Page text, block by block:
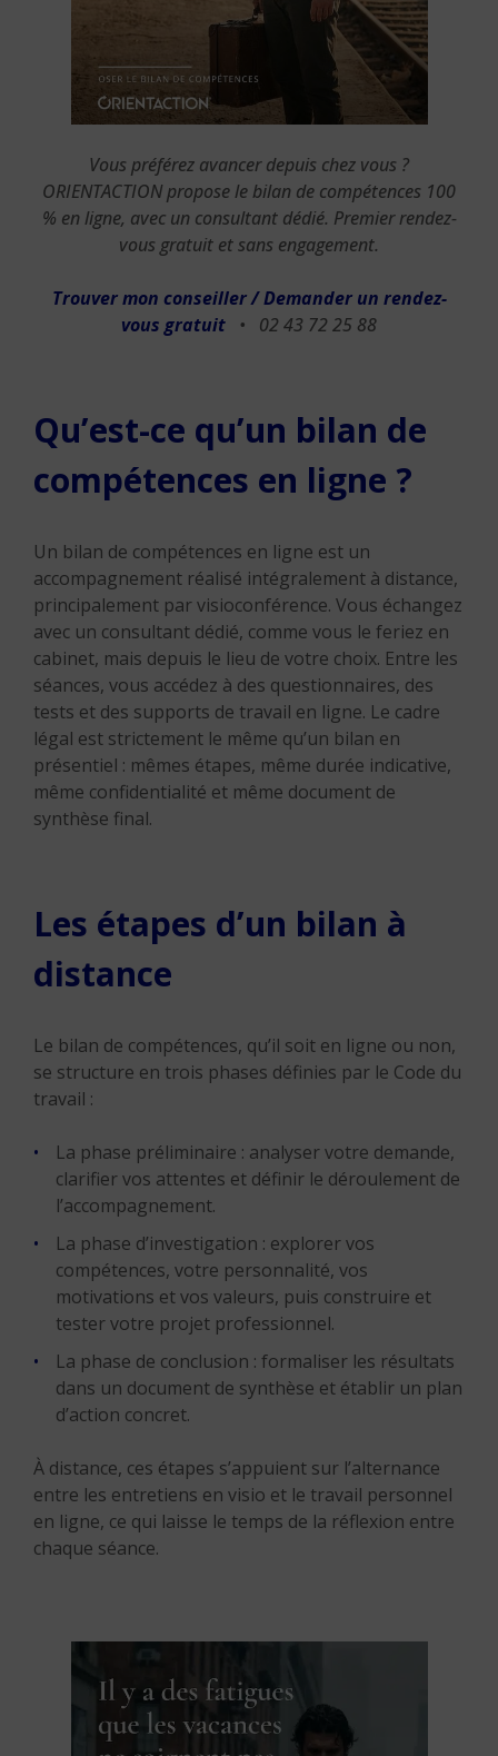
Vous préférez avancer depuis chez vous ?
ORIENTACTION propose le bilan de compétences 100
% en ligne, avec un consultant dédié. Premier rendez-
vous gratuit et sans engagement.
Trouver mon conseiller / Demander un rendez-
vous gratuit • 02 43 72 25 88
Qu’est-ce qu’un bilan de
compétences en ligne ?
Un bilan de compétences en ligne est un
accompagnement réalisé intégralement à distance,
principalement par visioconférence. Vous échangez
avec un consultant dédié, comme vous le feriez en
cabinet, mais depuis le lieu de votre choix. Entre les
séances, vous accédez à des questionnaires, des
tests et des supports de travail en ligne. Le cadre
légal est strictement le même qu’un bilan en
présentiel : mêmes étapes, même durée indicative,
même confidentialité et même document de
synthèse final.
Les étapes d’un bilan à
distance
Le bilan de compétences, qu’il soit en ligne ou non,
se structure en trois phases définies par le Code du
travail :
La phase préliminaire : analyser votre demande,
clarifier vos attentes et définir le déroulement de
l’accompagnement.
La phase d’investigation : explorer vos
compétences, votre personnalité, vos
motivations et vos valeurs, puis construire et
tester votre projet professionnel.
La phase de conclusion : formaliser les résultats
dans un document de synthèse et établir un plan
d’action concret.
À distance, ces étapes s’appuient sur l’alternance
entre les entretiens en visio et le travail personnel
en ligne, ce qui laisse le temps de la réflexion entre
chaque séance.